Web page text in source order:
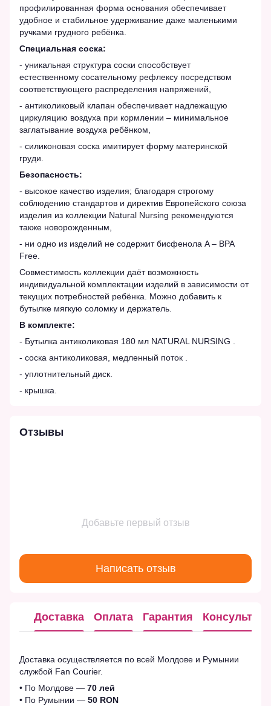
профилированная форма основания обеспечивает
удобное и стабильное удерживание даже маленькими
ручками грудного ребёнка.
Специальная соска:
- уникальная структура соски способствует
естественному сосательному рефлексу посредством
соответствующего распределения напряжений,
- антиколиковый клапан обеспечивает надлежащую
циркуляцию воздуха при кормлении – минимальное
заглатывание воздуха ребёнком,
- силиконовая соска имитирует форму материнской
груди.
Безопасность:
- высокое качество изделия; благодаря строгому
соблюдению стандартов и директив Европейского союза
изделия из коллекции Natural Nursing рекомендуются
также новорожденным,
- ни одно из изделий не содержит бисфенола A – BPA
Free.
Совместимость коллекции даёт возможность
индивидуальной комплектации изделий в зависимости от
текущих потребностей ребёнка. Можно добавить к
бутылке мягкую соломку и держатель.
В комплекте:
- Бутылка антиколиковая 180 мл NATURAL NURSING .
- соска антиколиковая, медленный поток .
- уплотнительный диск.
- крышка.
Отзывы
Добавьте первый отзыв
Написать отзыв
Доставка Оплата Гарантия
Доставка осуществляется по всей Молдове и Румынии
службой Fan Courier.
• По Молдове — 70 лей
• По Румынии — 50 RON